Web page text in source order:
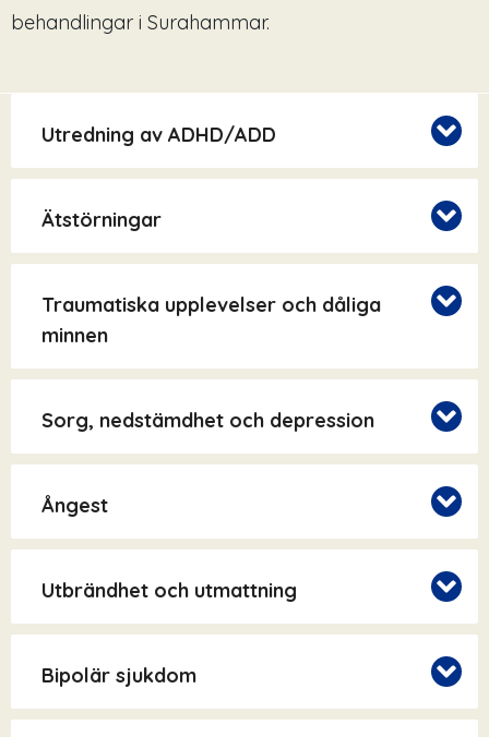
behandlingar i Surahammar.
Utredning av ADHD/ADD
Ätstörningar
Traumatiska upplevelser och dåliga
minnen
Sorg, nedstämdhet och depression
Ångest
Utbrändhet och utmattning
Bipolär sjukdom